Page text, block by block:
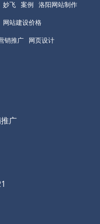
妙飞 案例
洛阳网站制作
网站建设价格
销推广
网页设计
广